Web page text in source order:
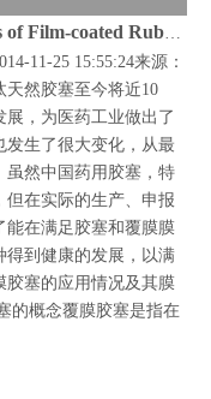
Overview of Safety Characteristics of Film-coated Rubber Plug Film
11-25 15:55:24来源：
天然胶塞至今将近10
，为医药工业做出了
发生了很大变化，从最
虽然中国药用胶塞，特
在实际的生产、申报
能在满足胶塞和覆膜膜
得到健康的发展，以满
胶塞的应用情况及其膜
的概念覆膜胶塞是指在